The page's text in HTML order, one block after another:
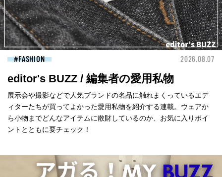
FASHION 2026.08.07
editor's BUZZ / 編集者の愛用私物
展示会や撮影などで人気ブランドの名品に触れまくっているエデ
ィターたちが買ってよかった愛用私物を紹介する連載。ウェアか
ら小物までどんなアイテムに散財しているのか、お気に入りポイ
ントとともに要チェック！